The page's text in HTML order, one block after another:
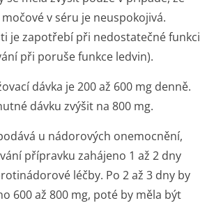
v séru je neuspokojivá.
je zapotřebí při nedostatečné funkci
při poruše funkce ledvin).
dávka je 200 až 600 mg denně.
dávku zvýšit na 800 mg.
u nádorových onemocnění,
přípravku zahájeno 1 až 2 dny
léčby. Po 2 až 3 dny by
600 až 800 mg, poté by měla být